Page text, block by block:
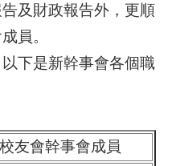
及財政報告外，更順
員。
下是新幹事會各個職
友會幹事會成員